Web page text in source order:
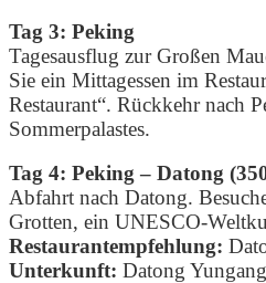
Tag 3: Peking
Tagesausflug zur Großen
Sie ein Mittagessen im
Restaurant“. Rückkehr nach
Sommerpalastes.
Tag 4: Peking – Datong
Abfahrt nach Datong.
Grotten, ein UNESCO-
Restaurantempfehlung:
Unterkunft: Datong